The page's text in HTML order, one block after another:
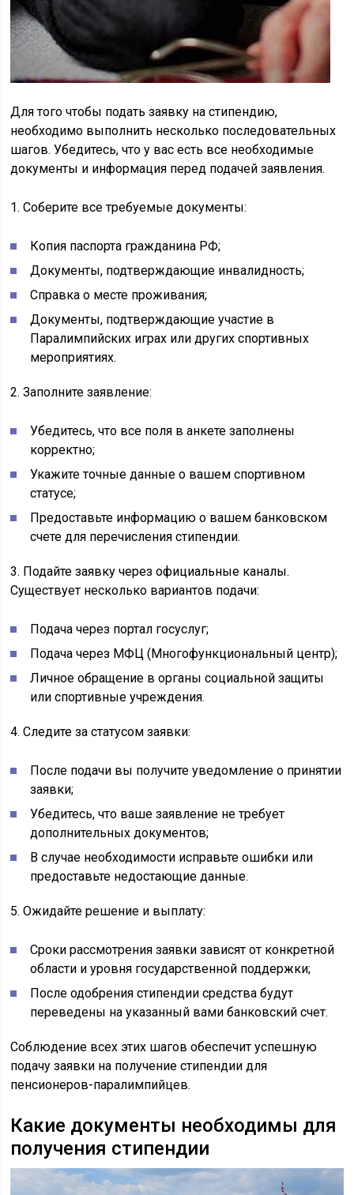
Для того чтобы подать заявку на стипендию,
необходимо выполнить несколько последовательных
шагов. Убедитесь, что у вас есть все необходимые
документы и информация перед подачей заявления.
1. Соберите все требуемые документы:
Копия паспорта гражданина РФ;
Документы, подтверждающие инвалидность;
Справка о месте проживания;
Документы, подтверждающие участие в
Паралимпийских играх или других спортивных
мероприятиях.
2. Заполните заявление:
Убедитесь, что все поля в анкете заполнены
корректно;
Укажите точные данные о вашем спортивном
статусе;
Предоставьте информацию о вашем банковском
счете для перечисления стипендии.
3. Подайте заявку через официальные каналы.
Существует несколько вариантов подачи:
Подача через портал госуслуг;
Подача через МФЦ (Многофункциональный центр);
Личное обращение в органы социальной защиты
или спортивные учреждения.
4. Следите за статусом заявки:
После подачи вы получите уведомление о принятии
заявки;
Убедитесь, что ваше заявление не требует
дополнительных документов;
В случае необходимости исправьте ошибки или
предоставьте недостающие данные.
5. Ожидайте решение и выплату:
Сроки рассмотрения заявки зависят от конкретной
области и уровня государственной поддержки;
После одобрения стипендии средства будут
переведены на указанный вами банковский счет.
Соблюдение всех этих шагов обеспечит успешную
подачу заявки на получение стипендии для
пенсионеров-паралимпийцев.
Какие документы необходимы для
получения стипендии